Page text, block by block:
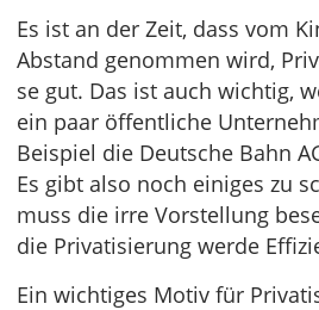
Es ist an der Zeit, dass vom
Abstand genommen wird,
se gut. Das ist auch wichtig,
ein paar öffentliche
Beispiel die Deutsche Bahn
Es gibt also noch einiges zu
muss die irre Vorstellung
die Privatisierung werde
Ein wichtiges Motiv für